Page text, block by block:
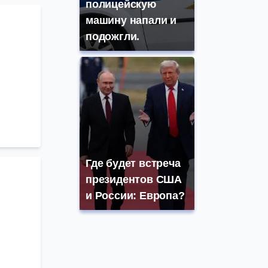
полицейскую
машину напали и
подожгли.
Где будет встреча
президентов США
и России: Европа?